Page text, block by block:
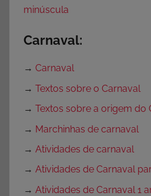
minúscula
Carnaval:
→ Carnaval
→ Textos sobre o Carnaval
→ Textos sobre a origem do
→ Marchinhas de carnaval
→ Atividades de carnaval
→ Atividades de Carnaval
→ Atividades de Carnaval 1